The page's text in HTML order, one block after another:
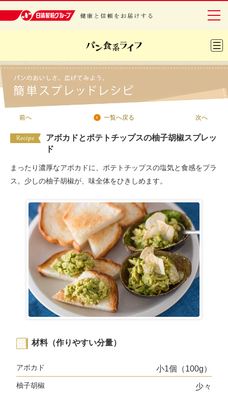
ニュースリリース
商品情報
採用情報
お問い合わせ
English
グループについて
事業紹介
研究開発
安全・安心
IR情報
サステナビリティ
レシピ・エンタメ
前へ 一覧へ戻る 次へ
アボカドとポテトチップスの柚子胡椒スプレッ
ド
まったり濃厚なアボカドに、ポテトチップスの塩気と食感をプラ
ス。少しの柚子胡椒が、味全体をひきしめます。
材料（作りやすい分量）
アボカド 小1個（100g）
柚子胡椒 少々